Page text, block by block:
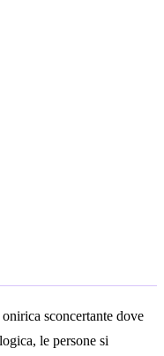
sconcertante dove
le persone si